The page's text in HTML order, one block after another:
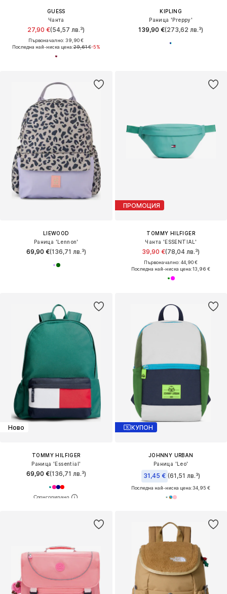
GUESS
Чанта
27,90 €(54,57 лв.³)
Първоначално: 39,90 €
Последна най-ниска цена:29,61 €-5%
KIPLING
Раница 'Preppy'
139,90 €(273,62 лв.³)
LIEWOOD
Раница 'Lennon'
69,90 €(136,71 лв.³)
ПРОМОЦИЯ
TOMMY HILFIGER
Чанта 'ESSENTIAL'
39,90 €(78,04 лв.³)
Първоначално: 44,90 €
Последна най-ниска цена:13,96 €
Ново
TOMMY HILFIGER
Раница 'Essential'
69,90 €(136,71 лв.³)
КУПОН
JOHNNY URBAN
Раница 'Leo'
31,45 € (61,51 лв.³)
Последна най-ниска цена:34,95 €